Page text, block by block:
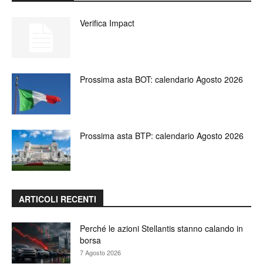
Verifica Impact
Prossima asta BOT: calendario Agosto 2026
Prossima asta BTP: calendario Agosto 2026
ARTICOLI RECENTI
Perché le azioni Stellantis stanno calando in
borsa
7 Agosto 2026